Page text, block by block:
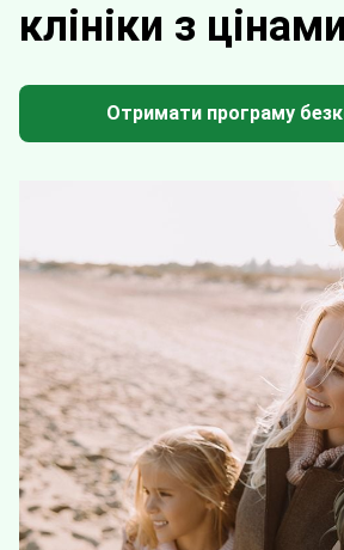
клініки з цінами
Отримати програму